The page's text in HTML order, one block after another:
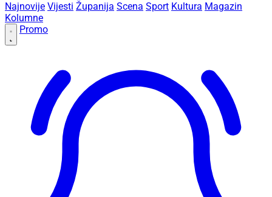
Najnovije Vijesti Županija Scena Sport Kultura Magazin
Kolumne
Promo